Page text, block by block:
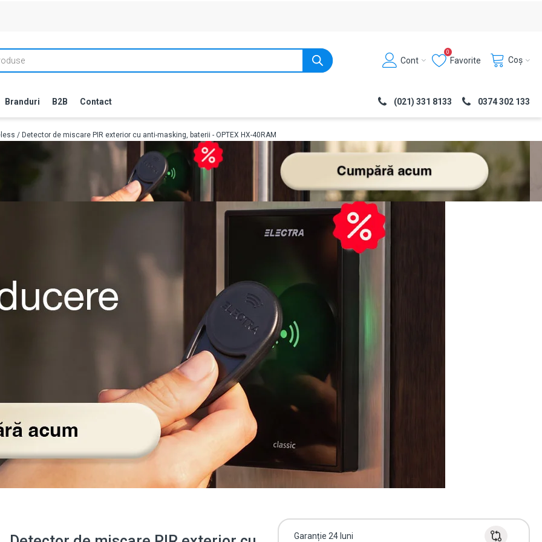
Cont
0
Favorite Coș
Branduri B2B Contact (021) 331 8133 0374 302 133
/ Detector de miscare PIR exterior cu anti-masking, baterii - OPTEX HX-40RAM
Garanție 24 luni